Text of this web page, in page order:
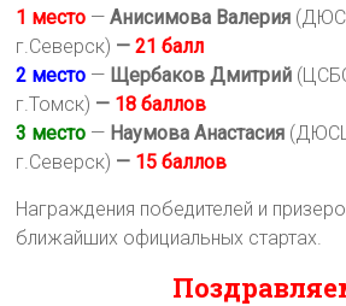
1 место —Анисимова Валерия
г.Северск) —21 балл
2 место — Щербаков Дмитрий
г.Томск) — 18 баллов
3 место — Наумова Анастасия
г.Северск) — 15 баллов
Награждения победителей и
ближайших официальных стартах.